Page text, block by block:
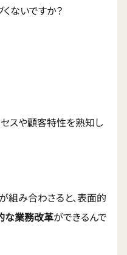
くないですか？
スや顧客特性を熟知し
組み合わさると、表面的
な業務改革ができるんで